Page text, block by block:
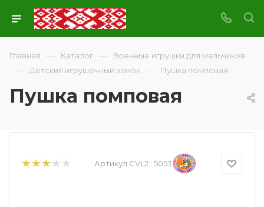
Главная — Каталог — Военные игрушки для мальчиков
— Детский игрушечный замок — Пушка помповая
Пушка помповая
Артикул CVL2:: 5053